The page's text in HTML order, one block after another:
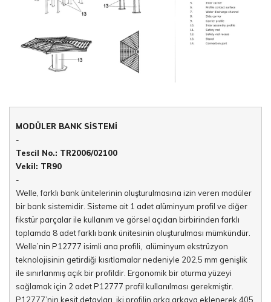
MODÜLER BANK SİSTEMİ
-
Tescil No.: TR2006/02100
Vekil: TR90
-
Welle, farklı bank ünitelerinin oluşturulmasına izin veren modüler
bir bank sistemidir. Sisteme ait 1 adet alüminyum profil ve diğer
fikstür parçalar ile kullanım ve görsel açıdan birbirinden farklı
toplamda 8 adet farklı bank ünitesinin oluşturulması mümkündür.
Welle’nin P12777 isimli ana profili, alüminyum ekstrüzyon
teknolojisinin getirdiği kısıtlamalar nedeniyle 202,5 mm genişlik
ile sınırlanmış açık bir profildir. Ergonomik bir oturma yüzeyi
sağlamak için 2 adet P12777 profil kullanılması gerekmiştir.
P12777’nin kesit detayları, iki profilin arka arkaya eklenerek 405